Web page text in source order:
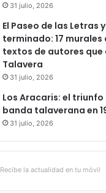
31 julio, 2026
El Paseo de las Letras
terminado: 17
textos de autores que
Talavera
31 julio, 2026
Los Aracaris: el triunfo
banda talaverana en
31 julio, 2026
Recibe la actualidad en tu móvil